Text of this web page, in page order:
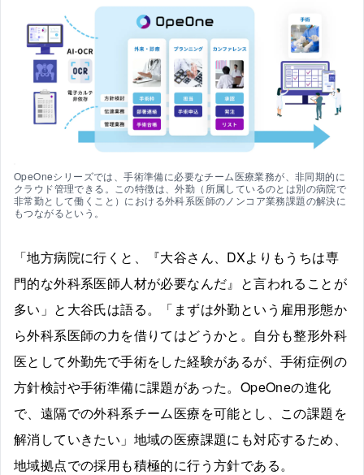
OpeOneシリーズでは、手術準備に必要なチーム医療業務が、非同期的に
クラウド管理できる。この特徴は、外勤（所属しているのとは別の病院で
非常勤として働くこと）における外科系医師のノンコア業務課題の解決に
もつながるという。
「地方病院に行くと、『大谷さん、DXよりもうちは専
門的な外科系医師人材が必要なんだ』と言われることが
多い」と大谷氏は語る。「まずは外勤という雇用形態か
ら外科系医師の力を借りてはどうかと。自分も整形外科
医として外勤先で手術をした経験があるが、手術症例の
方針検討や手術準備に課題があった。OpeOneの進化
で、遠隔での外科系チーム医療を可能とし、この課題を
解消していきたい」地域の医療課題にも対応するため、
地域拠点での採用も積極的に行う方針である。